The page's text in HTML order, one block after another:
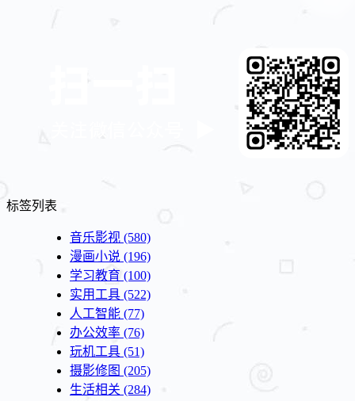
标签列表
音乐影视 (580)
漫画小说 (196)
学习教育 (100)
实用工具 (522)
人工智能 (77)
办公效率 (76)
玩机工具 (51)
摄影修图 (205)
生活相关 (284)